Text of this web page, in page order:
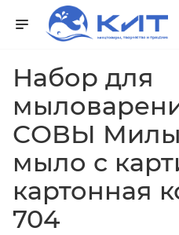
Набор для
СОВЫ
мыло с
картонная
704